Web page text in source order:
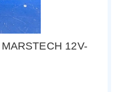
12V-